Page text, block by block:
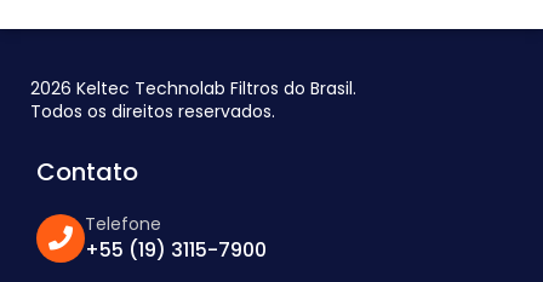
2026 Keltec Technolab Filtros do Brasil.
Todos os direitos reservados.
Contato
Telefone
+55 (19) 3115-7900